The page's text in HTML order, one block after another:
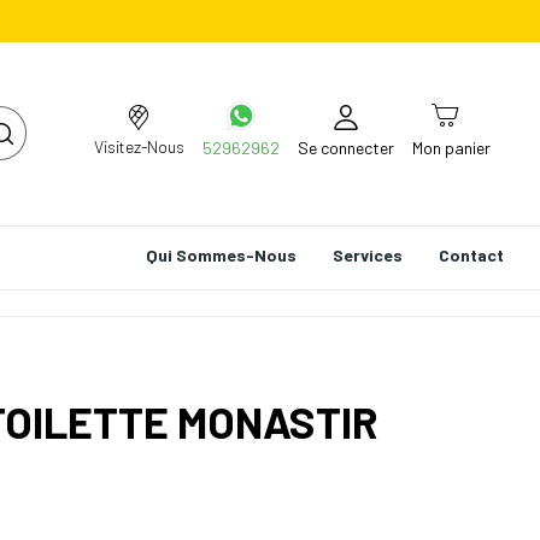
Visitez-Nous 52962962 Se connecter Mon panier
Qui Sommes-Nous Services Contact
MONASTIR